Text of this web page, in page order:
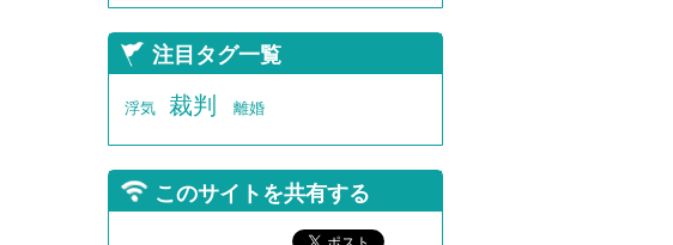
注目タグ一覧
浮気 裁判 離婚
このサイトを共有する